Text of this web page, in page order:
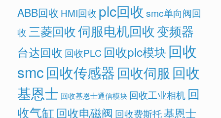
ABB回收 HMI回收 plc回收 smc单向阀回
收 三菱回收伺服电机回收变频器
台达回收 回收PLC 回收plc模块 回收
smc回收传感器回收伺服 回收
基恩士 回收基恩士通信模块 回收工业相机 回
收气缸 回收电磁阀 回收费斯托基恩士